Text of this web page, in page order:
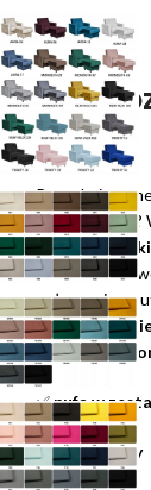
Fotel
Meble
Poszukujesz
funkcjonalny?
zasługa
Świetnie
połączeniu z
podczas
racji
✅pufa w
✅rozkładany